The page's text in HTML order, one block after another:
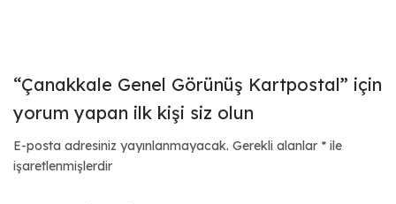
“Çanakkale Genel Görünüş Kartpostal” için
yorum yapan ilk kişi siz olun
E-posta adresiniz yayınlanmayacak. Gerekli alanlar * ile
işaretlenmişlerdir